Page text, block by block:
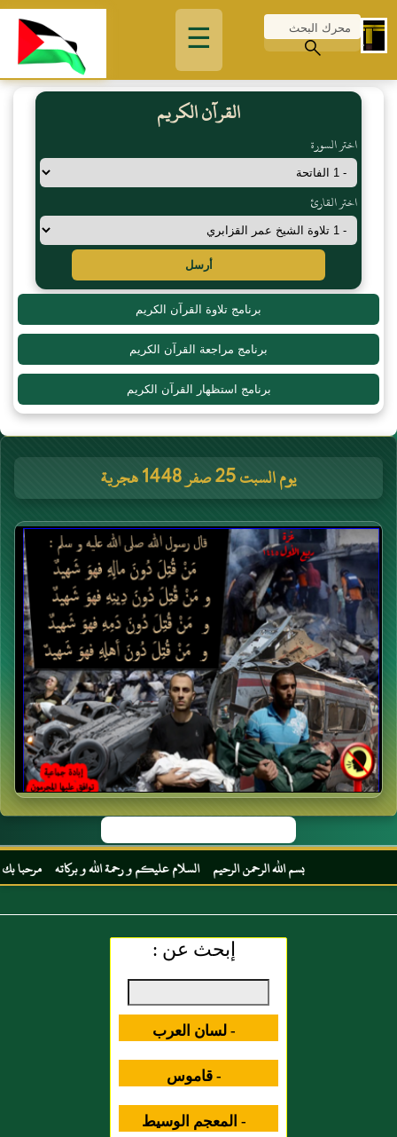
☰
القرآن الكريم
اختر السورة
اختر القارئ
أرسل
برنامج تلاوة القرآن الكريم
برنامج مراجعة القرآن الكريم
برنامج استظهار القرآن الكريم
يوم السبت 25 صفر 1448 هجرية
بسم الله الرحمن الرحيم السلام عليكم و رحمة الله و بركاته مرحبا بك
إبحث عن :
- لسان العرب
- قاموس
المصطلحات العلمية
- المعجم الوسيط